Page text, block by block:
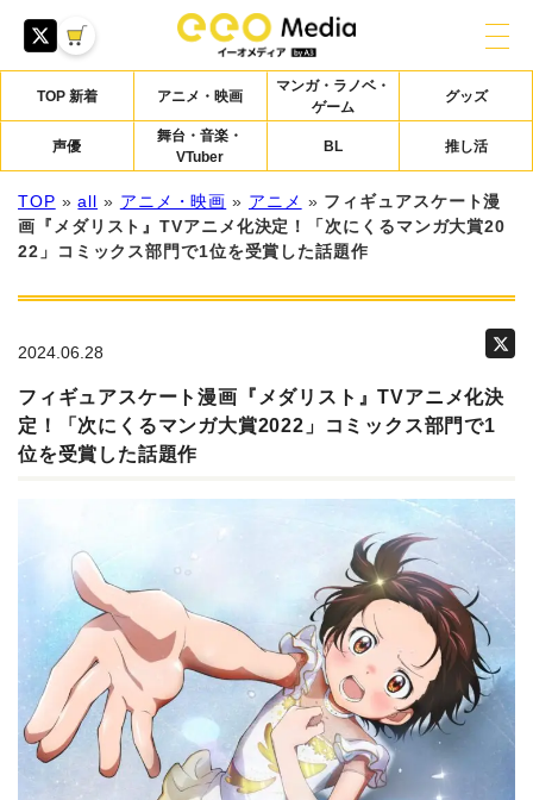
TOP 新着 アニメ・映画
マンガ・ラノベ・
ゲーム
グッズ
声優
舞台・音楽・
VTuber
BL 推し活
TOP »all » アニメ・映画 » アニメ » フィギュアスケート漫
画『メダリスト』TVアニメ化決定！「次にくるマンガ大賞20
22」コミックス部門で1位を受賞した話題作
2024.06.28
フィギュアスケート漫画『メダリスト』TVアニメ化決
定！「次にくるマンガ大賞2022」コミックス部門で1
位を受賞した話題作